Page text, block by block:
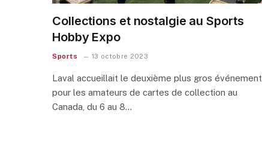
Collections et nostalgie au Sports
Hobby Expo
Sports 13 octobre 2023
Laval accueillait le deuxième plus gros événement
pour les amateurs de cartes de collection au
Canada, du 6 au 8…